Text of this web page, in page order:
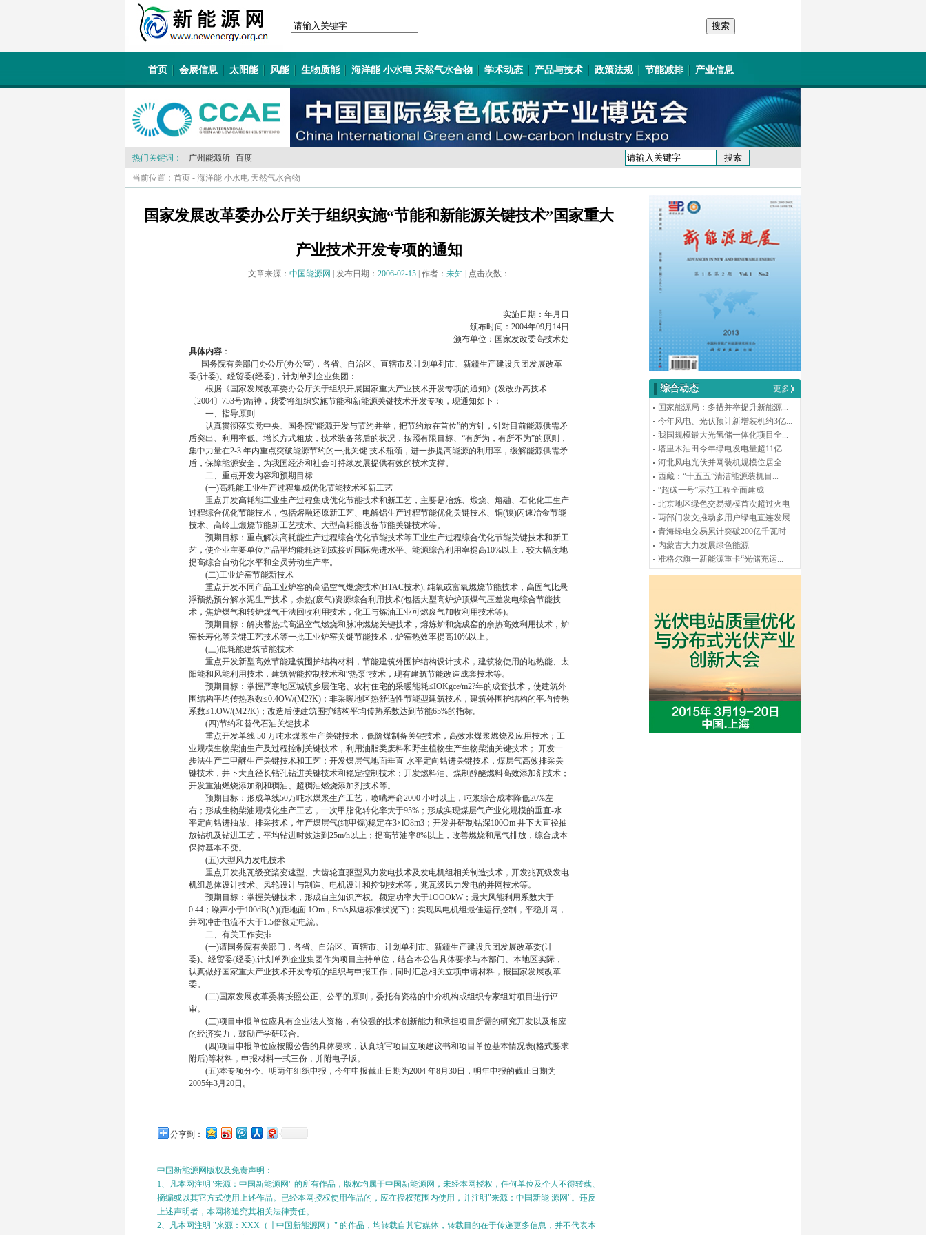
首页 会展信息 太阳能 风能 生物质能 海洋能 小水电 天然气水合物 学术动态 产品与技术 政策法规 节能减排 产业信息
热门关键词： 广州能源所 百度
当前位置： 首页 - 海洋能 小水电 天然气水合物
国家发展改革委办公厅关于组织实施“节能和新能源关键技术”国家重大
产业技术开发专项的通知
文章来源： 中国能源网 | 发布日期： 2006-02-15 | 作者： 未知 | 点击次数：
实施日期：年月日
颁布时间：2004年09月14日
颁布单位：国家发改委高技术处
具体内容 ：
国务院有关部门办公厅(办公室)，各省、自治区、直辖市及计划单列市、新疆生产建设兵团发展改革
委(计委)、经贸委(经委)，计划单列企业集团：
根据《国家发展改革委办公厅关于组织开展国家重大产业技术开发专项的通知》(发改办高技术
〔2004〕753号)精神，我委将组织实施节能和新能源关键技术开发专项，现通知如下：
一、指导原则
认真贯彻落实党中央、国务院“能源开发与节约并举，把节约放在首位”的方针，针对目前能源供需矛
盾突出、利用率低、增长方式粗放，技术装备落后的状况，按照有限目标、“有所为，有所不为”的原则，
集中力量在2-3 年内重点突破能源节约的一批关键 技术瓶颈，进一步提高能源的利用率，缓解能源供需矛
盾，保障能源安全，为我国经济和社会可持续发展提供有效的技术支撑。
二、重点开发内容和预期目标
(一)高耗能工业生产过程集成优化节能技术和新工艺
重点开发高耗能工业生产过程集成优化节能技术和新工艺，主要是冶炼、煅烧、熔融、石化化工生产
过程综合优化节能技术，包括熔融还原新工艺、电解铝生产过程节能优化关键技术、铜(镍)闪速冶金节能
技术、高岭土煅烧节能新工艺技术、大型高耗能设备节能关键技术等。
预期目标：重点解决高耗能生产过程综合优化节能技术等工业生产过程综合优化节能关键技术和新工
艺，使企业主要单位产品平均能耗达到或接近国际先进水平、能源综合利用率提高10%以上，较大幅度地
提高综合自动化水平和全员劳动生产率。
(二)工业炉窑节能新技术
重点开发不同产品工业炉窑的高温空气燃烧技术(HTAC技术), 纯氧或富氧燃烧节能技术，高固气比悬
浮预热预分解水泥生产技术，余热(废气)资源综合利用技术(包括大型高炉炉顶煤气压差发电综合节能技
术，焦炉煤气和转炉煤气干法回收利用技术，化工与炼油工业可燃废气加收利用技术等)。
预期目标：解决蓄热式高温空气燃烧和脉冲燃烧关键技术，熔炼炉和烧成窑的余热高效利用技术，炉
窑长寿化等关键工艺技术等一批工业炉窑关键节能技术，炉窑热效率提高10%以上。
(三)低耗能建筑节能技术
重点开发新型高效节能建筑围护结构材料，节能建筑外围护结构设计技术，建筑物使用的地热能、太
阳能和风能利用技术，建筑智能控制技术和“热泵”技术，现有建筑节能改造成套技术等。
预期目标：掌握严寒地区城镇乡层住宅、农村住宅的采暖能耗≤IOKgce/m2?年的成套技术，使建筑外
围结构平均传热系数≤0.4OW/(M2?K)；非采暖地区热舒适性节能型建筑技术，建筑外围护结构的平均传热
系数≤1.OW/(M2?K)；改造后使建筑围护结构平均传热系数达到节能65%的指标。
(四)节约和替代石油关键技术
重点开发单线 50 万吨水煤浆生产关键技术，低阶煤制备关键技术，高效水煤浆燃烧及应用技术；工
业规模生物柴油生产及过程控制关键技术，利用油脂类废料和野生植物生产生物柴油关键技术； 开发一
步法生产二甲醚生产关键技术和工艺；开发煤层气地面垂直-水平定向钻进关键技术，煤层气高效排采关
键技术，井下大直径长钻孔钻进关键技术和稳定控制技术；开发燃料油、煤制醇醚燃料高效添加剂技术；
开发重油燃烧添加剂和稠油、超稠油燃烧添加剂技术等。
预期目标：形成单线50万吨水煤浆生产工艺，喷嘴寿命2000 小时以上，吨浆综合成本降低20%左
右；形成生物柴油规模化生产工艺，一次甲脂化转化率大于95%；形成实现煤层气产业化规模的垂直-水
平定向钻进抽放、排采技术，年产煤层气(纯甲烷)稳定在3×lO8m3；开发并研制钻深100Om 井下大直径抽
放钻机及钻进工艺，平均钻进时效达到25m/h以上；提高节油率8%以上，改善燃烧和尾气排放，综合成本
保持基本不变。
(五)大型风力发电技术
重点开发兆瓦级变桨变速型、大齿轮直驱型风力发电技术及发电机组相关制造技术，开发兆瓦级发电
机组总体设计技术、风轮设计与制造、电机设计和控制技术等，兆瓦级风力发电的并网技术等。
预期目标：掌握关键技术，形成自主知识产权。额定功率大于1OOOkW；最大风能利用系数大于
0.44；噪声小于100dB(A)(距地面 1Om，8m/s风速标准状况下)；实现风电机组最佳运行控制，平稳并网，
并网冲击电流不大于1.5倍额定电流。
二、有关工作安排
(一)请国务院有关部门，各省、自治区、直辖市、计划单列市、新疆生产建设兵团发展改革委(计
委)、经贸委(经委),计划单列企业集团作为项目主持单位，结合本公告具体要求与本部门、本地区实际，
认真做好国家重大产业技术开发专项的组织与申报工作，同时汇总相关立项申请材料，报国家发展改革
委。
(二)国家发展改革委将按照公正、公平的原则，委托有资格的中介机构或组织专家组对项目进行评
审。
(三)项目申报单位应具有企业法人资格，有较强的技术创新能力和承担项目所需的研究开发以及相应
的经济实力，鼓励产学研联合。
(四)项目申报单位应按照公告的具体要求，认真填写项目立项建议书和项目单位基本情况表(格式要求
附后)等材料，申报材料一式三份，并附电子版。
(五)本专项分今、明两年组织申报，今年申报截止日期为2004 年8月30日，明年申报的截止日期为
2005年3月20日。
分享到：
中国新能源网版权及免责声明：
1、凡本网注明"来源：中国新能源网" 的所有作品，版权均属于中国新能源网，未经本网授权，任何单位及个人不得转载、
摘编或以其它方式使用上述作品。已经本网授权使用作品的，应在授权范围内使用，并注明"来源：中国新能 源网"。违反
上述声明者，本网将追究其相关法律责任。
2、凡本网注明 "来源：XXX（非中国新能源网）" 的作品，均转载自其它媒体，转载目的在于传递更多信息，并不代表本
综合动态
更多
国家能源局：多措并举提升新能源...
今年风电、光伏预计新增装机约3亿...
我国规模最大光氢储一体化项目全...
塔里木油田今年绿电发电量超11亿...
河北风电光伏并网装机规模位居全...
西藏：“十五五”清洁能源装机目...
“超碳一号”示范工程全面建成
北京地区绿色交易规模首次超过火电
两部门发文推动多用户绿电直连发展
青海绿电交易累计突破200亿千瓦时
内蒙古大力发展绿色能源
准格尔旗一新能源重卡“光储充运...